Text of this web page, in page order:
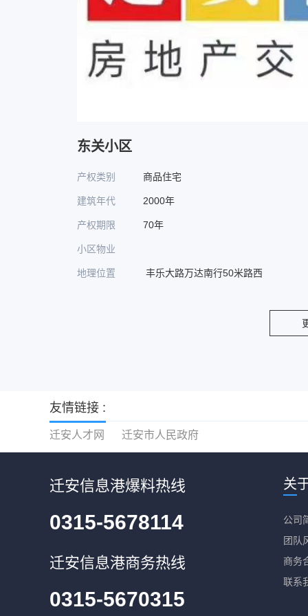
东关小区
产权类别 商品住宅
建筑年代 2000年
产权期限 70年
小区物业
地理位置 丰乐大路万达南行50米路西
友情链接 :
迁安人才网 迁安市人民政府
迁安信息港爆料热线
0315-5678114
迁安信息港商务热线
0315-5670315
关
公司
团队
商务
联系